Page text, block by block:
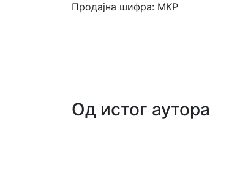
Продајна шифра: MKP
Од истог аутора